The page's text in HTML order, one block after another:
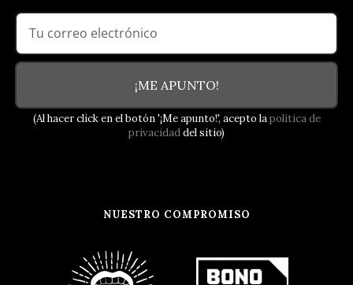
¡ME APUNTO!
(Al hacer click en el botón '¡Me apunto!', acepto lapolítica de
privacidaddel sitio)
NUESTRO COMPROMISO